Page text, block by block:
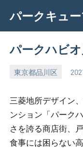
content
パークキュ
パークハビ
東京都品川区
三菱地所デザイン
ンション「パーク
さを誇る商店街、
食事には困らない